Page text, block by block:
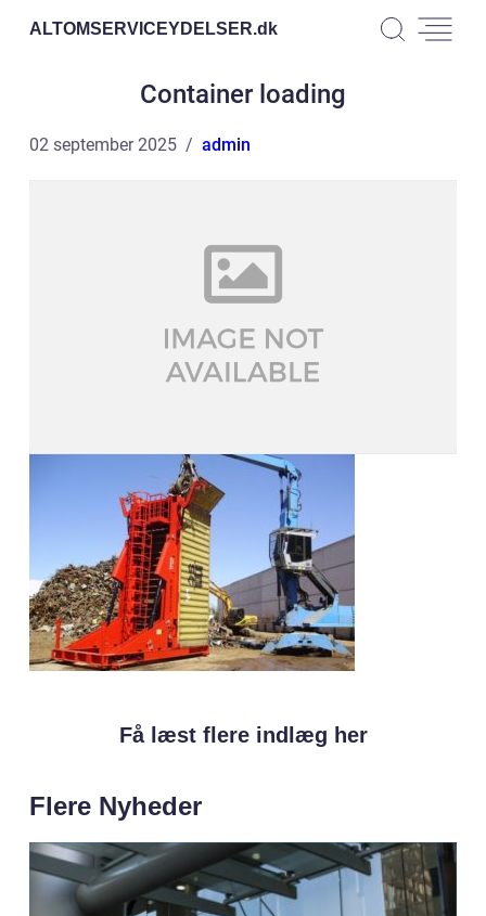
ALTOMSERVICEYDELSER.dk
Container loading
02 september 2025 admin
Få læst flere indlæg her
Flere Nyheder